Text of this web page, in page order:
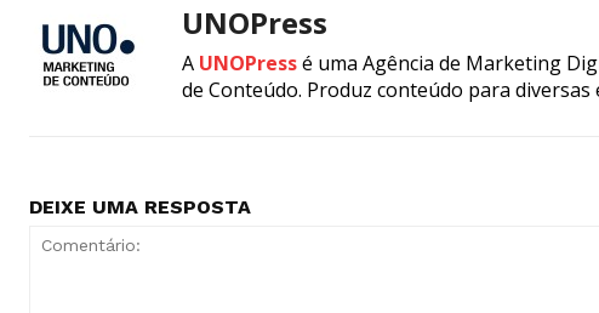
UNOPress
A UNOPressé uma Agência de Marketing
de Conteúdo. Produz conteúdo para
DEIXE UMA RESPOSTA